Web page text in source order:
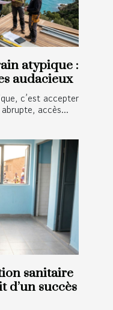
atypique :
audacieux
c’est accepter
accès...
sanitaire
d’un succès